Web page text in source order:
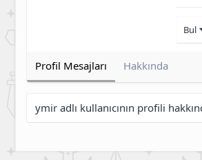
Bul
Profil Mesajları Hakkında
ymir adlı kullanıcının profili